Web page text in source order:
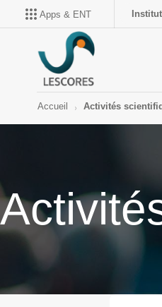
Apps & ENT
Accueil Activités